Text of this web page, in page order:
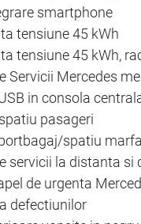
smartphone
tensiune 45 kWh
tensiune 45 kWh,
Servicii Mercedes
in consola
pasageri
spatiu marfa
servicii la distanta si
de urgenta
defectiunilor